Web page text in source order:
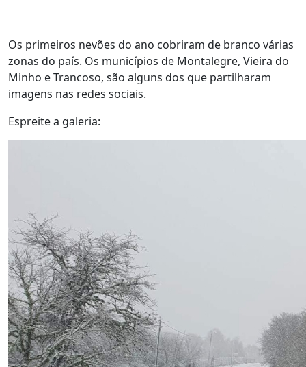
Os primeiros nevões do ano cobriram de branco várias
zonas do país. Os municípios de Montalegre, Vieira do
Minho e Trancoso, são alguns dos que partilharam
imagens nas redes sociais.
Espreite a galeria: